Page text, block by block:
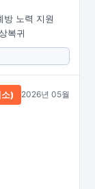
방 노력 지원
복귀
소) 2026년 05월